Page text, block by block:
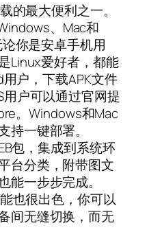
的最大便利之一。
、Mac和
你是安卓手机用
Linux爱好者，都能
户，下载APK文件
户可以通过官网提
。Windows和Mac
持一键部署。
包，集成到系统环
台分类，附带图文
能一步步完成。
也很出色，你可以
间无缝切换，而无